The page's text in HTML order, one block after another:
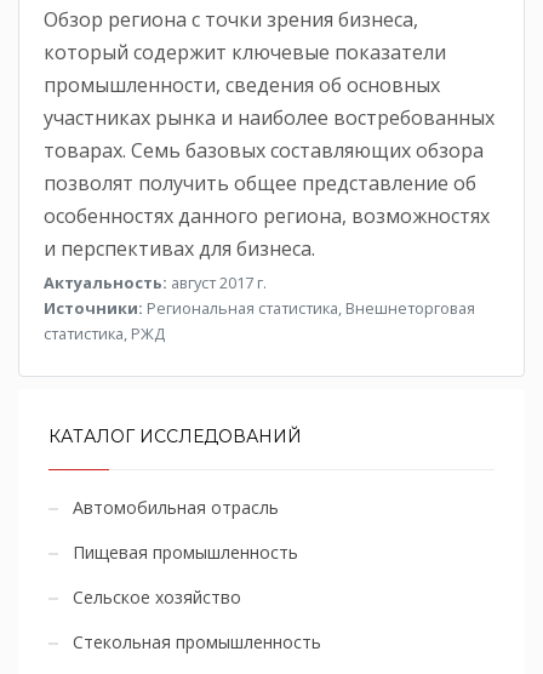
Обзор региона с точки зрения бизнеса,
который содержит ключевые показатели
промышленности, сведения об основных
участниках рынка и наиболее востребованных
товарах. Семь базовых составляющих обзора
позволят получить общее представление об
особенностях данного региона, возможностях
и перспективах для бизнеса.
Актуальность: август 2017 г.
Источники: Региональная статистика, Внешнеторговая
статистика, РЖД
КАТАЛОГ ИССЛЕДОВАНИЙ
Автомобильная отрасль
Пищевая промышленность
Сельское хозяйство
Стекольная промышленность